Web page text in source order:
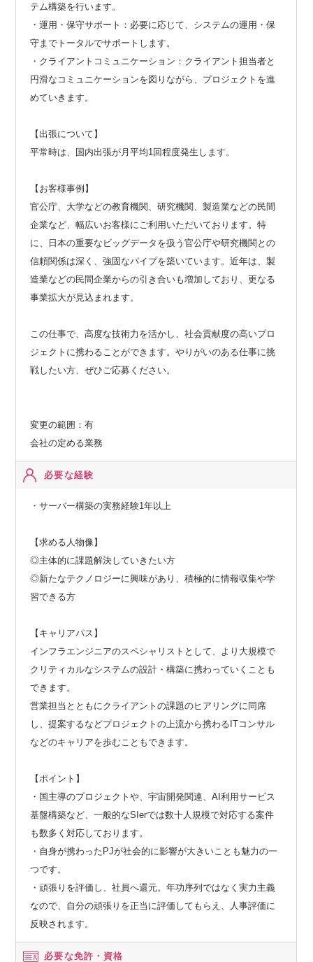
テム構築を行います。
・運用・保守サポート：必要に応じて、システムの運用・保
守までトータルでサポートします。
・クライアントコミュニケーション：クライアント担当者と
円滑なコミュニケーションを図りながら、プロジェクトを進
めていきます。
【出張について】
平常時は、国内出張が月平均1回程度発生します。
【お客様事例】
官公庁、大学などの教育機関、研究機関、製造業などの民間
企業など、幅広いお客様にご利用いただいております。特
に、日本の重要なビッグデータを扱う官公庁や研究機関との
信頼関係は深く、強固なパイプを築いています。近年は、製
造業などの民間企業からの引き合いも増加しており、更なる
事業拡大が見込まれます。
この仕事で、高度な技術力を活かし、社会貢献度の高いプロ
ジェクトに携わることができます。やりがいのある仕事に挑
戦したい方、ぜひご応募ください。
変更の範囲：有
会社の定める業務
必要な経験
・サーバー構築の実務経験1年以上
【求める人物像】
◎主体的に課題解決していきたい方
◎新たなテクノロジーに興味があり、積極的に情報収集や学
習できる方
【キャリアパス】
インフラエンジニアのスペシャリストとして、より大規模で
クリティカルなシステムの設計・構築に携わっていくことも
できます。
営業担当とともにクライアントの課題のヒアリングに同席
し、提案するなどプロジェクトの上流から携わるITコンサル
などのキャリアを歩むこともできます。
【ポイント】
・国主導のプロジェクトや、宇宙開発関連、AI利用サービス
基盤構築など、一般的なSIerでは数十人規模で対応する案件
も数多く対応しております。
・自身が携わったPJが社会的に影響が大きいことも魅力の一
つです。
・頑張りを評価し、社員へ還元。年功序列ではなく実力主義
なので、自分の頑張りを正当に評価してもらえ、人事評価に
反映されます。
必要な免許・資格